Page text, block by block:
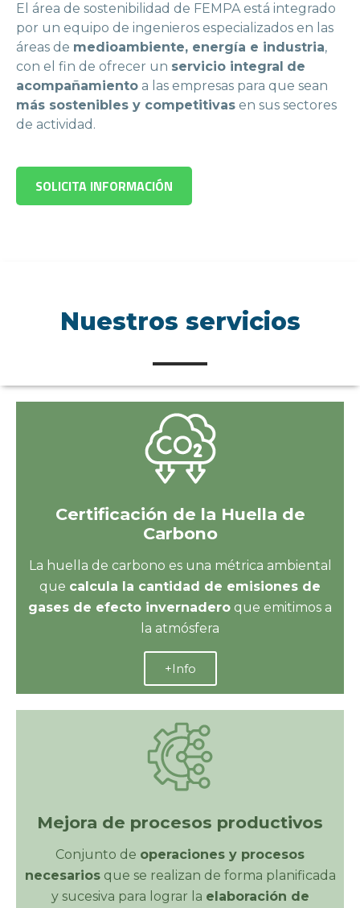
El área de sostenibilidad de FEMPA está integrado
por un equipo de ingenieros especializados en las
áreas de medioambiente, energía e industria,
con el fin de ofrecer un servicio integral de
acompañamiento a las empresas para que sean
más sostenibles y competitivas en sus sectores
de actividad.
SOLICITA INFORMACIÓN
Nuestros servicios
Certificación de la Huella de
Carbono
La huella de carbono es una métrica ambiental
que calcula la cantidad de emisiones de
gases de efecto invernadero que emitimos a
la atmósfera
+Info
Mejora de procesos productivos
Conjunto de operaciones y procesos
necesariosque se realizan de forma planificada
y sucesiva para lograr la elaboración de